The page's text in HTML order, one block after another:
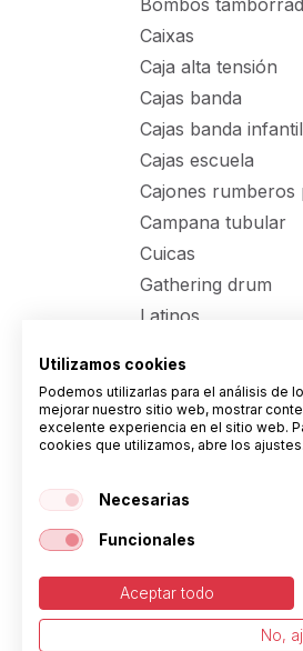
Bombos
Caixas
Caja alta tensión
Cajas banda
Cajas banda
Cajas escuela
Cajones rumberos
Campana tubular
Cuicas
Gathering drum
Latinos
Panderetas
Panderetas
Panderetas
Panderos
Panderos
Panderos parche
Utilizamos cookies
Podemos utilizarlas para el análisis de
mejorar nuestro sitio web, mostrar
excelente experiencia en el sitio web.
cookies que utilizamos, abre los ajustes.
Necesarias
Funcionales
Aceptar todo
No,